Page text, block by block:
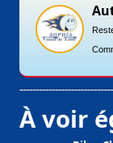
À voir